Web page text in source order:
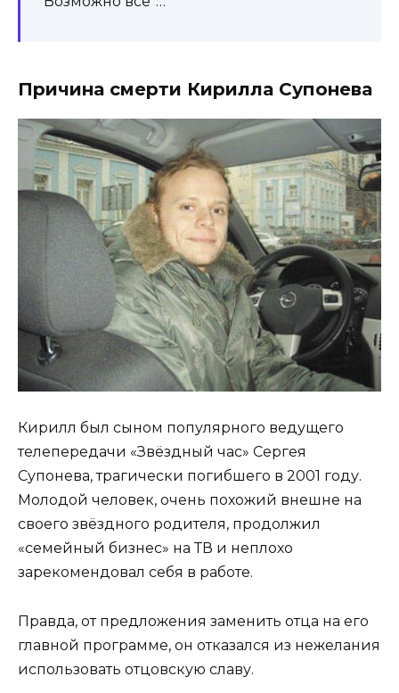
Причина смерти Кирилла Супонева
Кирилл был сыном популярного ведущего
телепередачи «Звёздный час» Сергея
Супонева, трагически погибшего в 2001 году.
Молодой человек, очень похожий внешне на
своего звёздного родителя, продолжил
«семейный бизнес» на ТВ и неплохо
зарекомендовал себя в работе.
Правда, от предложения заменить отца на его
главной программе, он отказался из нежелания
использовать отцовскую славу.